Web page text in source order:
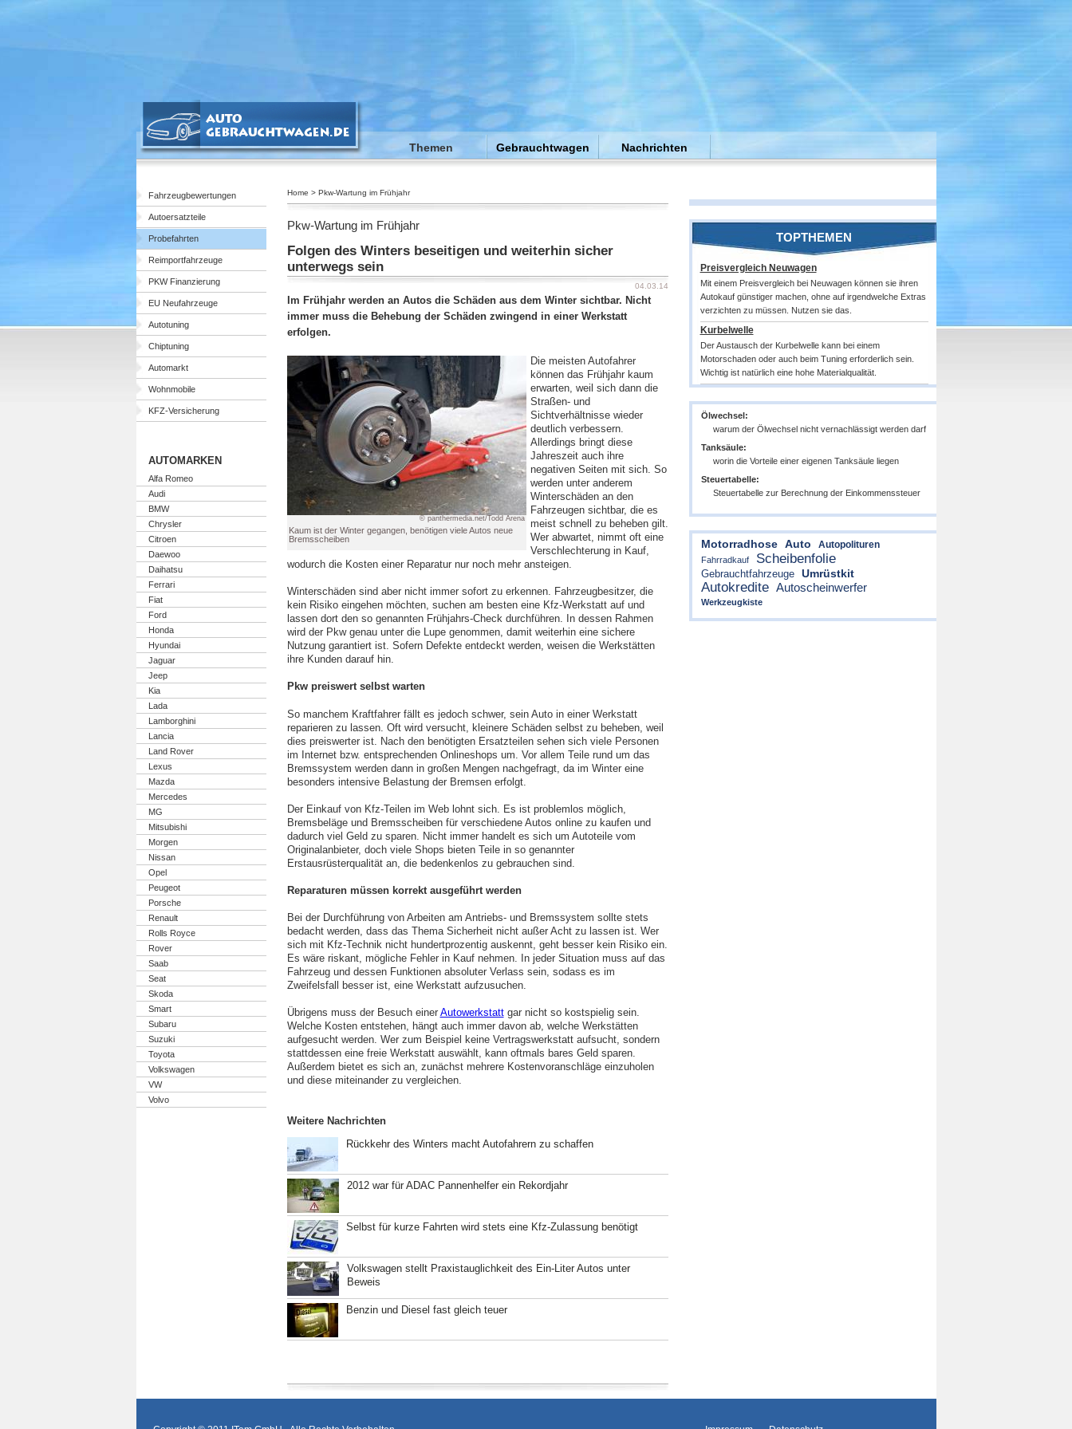
Themen Gebrauchtwagen Nachrichten
Fahrzeugbewertungen
Autoersatzteile
Probefahrten
Reimportfahrzeuge
PKW Finanzierung
EU Neufahrzeuge
Autotuning
Chiptuning
Automarkt
Wohnmobile
KFZ-Versicherung
AUTOMARKEN
Alfa Romeo
Audi
BMW
Chrysler
Citroen
Daewoo
Daihatsu
Ferrari
Fiat
Ford
Honda
Hyundai
Jaguar
Jeep
Kia
Lada
Lamborghini
Lancia
Land Rover
Lexus
Mazda
Mercedes
MG
Mitsubishi
Morgen
Nissan
Opel
Peugeot
Porsche
Renault
Rolls Royce
Rover
Saab
Seat
Skoda
Smart
Subaru
Suzuki
Toyota
Volkswagen
VW
Volvo
Home > Pkw-Wartung im Frühjahr
Pkw-Wartung im Frühjahr
Folgen des Winters beseitigen und weiterhin sicher
unterwegs sein
04.03.14
Im Frühjahr werden an Autos die Schäden aus dem Winter sichtbar. Nicht
immer muss die Behebung der Schäden zwingend in einer Werkstatt
erfolgen.
© panthermedia.net/Todd Arena
Kaum ist der Winter gegangen, benötigen viele Autos neue
Bremsscheiben
Die meisten Autofahrer
können das Frühjahr kaum
erwarten, weil sich dann die
Straßen- und
Sichtverhältnisse wieder
deutlich verbessern.
Allerdings bringt diese
Jahreszeit auch ihre
negativen Seiten mit sich. So
werden unter anderem
Winterschäden an den
Fahrzeugen sichtbar, die es
meist schnell zu beheben gilt.
Wer abwartet, nimmt oft eine
Verschlechterung in Kauf,
wodurch die Kosten einer Reparatur nur noch mehr ansteigen.
Winterschäden sind aber nicht immer sofort zu erkennen. Fahrzeugbesitzer, die
kein Risiko eingehen möchten, suchen am besten eine Kfz-Werkstatt auf und
lassen dort den so genannten Frühjahrs-Check durchführen. In dessen Rahmen
wird der Pkw genau unter die Lupe genommen, damit weiterhin eine sichere
Nutzung garantiert ist. Sofern Defekte entdeckt werden, weisen die Werkstätten
ihre Kunden darauf hin.
Pkw preiswert selbst warten
So manchem Kraftfahrer fällt es jedoch schwer, sein Auto in einer Werkstatt
reparieren zu lassen. Oft wird versucht, kleinere Schäden selbst zu beheben, weil
dies preiswerter ist. Nach den benötigten Ersatzteilen sehen sich viele Personen
im Internet bzw. entsprechenden Onlineshops um. Vor allem Teile rund um das
Bremssystem werden dann in großen Mengen nachgefragt, da im Winter eine
besonders intensive Belastung der Bremsen erfolgt.
Der Einkauf von Kfz-Teilen im Web lohnt sich. Es ist problemlos möglich,
Bremsbeläge und Bremsscheiben für verschiedene Autos online zu kaufen und
dadurch viel Geld zu sparen. Nicht immer handelt es sich um Autoteile vom
Originalanbieter, doch viele Shops bieten Teile in so genannter
Erstausrüsterqualität an, die bedenkenlos zu gebrauchen sind.
Reparaturen müssen korrekt ausgeführt werden
Bei der Durchführung von Arbeiten am Antriebs- und Bremssystem sollte stets
bedacht werden, dass das Thema Sicherheit nicht außer Acht zu lassen ist. Wer
sich mit Kfz-Technik nicht hundertprozentig auskennt, geht besser kein Risiko ein.
Es wäre riskant, mögliche Fehler in Kauf nehmen. In jeder Situation muss auf das
Fahrzeug und dessen Funktionen absoluter Verlass sein, sodass es im
Zweifelsfall besser ist, eine Werkstatt aufzusuchen.
Übrigens muss der Besuch einer Autowerkstattgar nicht so kostspielig sein.
Welche Kosten entstehen, hängt auch immer davon ab, welche Werkstätten
aufgesucht werden. Wer zum Beispiel keine Vertragswerkstatt aufsucht, sondern
stattdessen eine freie Werkstatt auswählt, kann oftmals bares Geld sparen.
Außerdem bietet es sich an, zunächst mehrere Kostenvoranschläge einzuholen
und diese miteinander zu vergleichen.
Weitere Nachrichten
Rückkehr des Winters macht Autofahrern zu schaffen
2012 war für ADAC Pannenhelfer ein Rekordjahr
Selbst für kurze Fahrten wird stets eine Kfz-Zulassung benötigt
Volkswagen stellt Praxistauglichkeit des Ein-Liter Autos unter
Beweis
Benzin und Diesel fast gleich teuer
TOPTHEMEN
Preisvergleich Neuwagen
Mit einem Preisvergleich bei Neuwagen können sie ihren
Autokauf günstiger machen, ohne auf irgendwelche Extras
verzichten zu müssen. Nutzen sie das.
Kurbelwelle
Der Austausch der Kurbelwelle kann bei einem
Motorschaden oder auch beim Tuning erforderlich sein.
Wichtig ist natürlich eine hohe Materialqualität.
Ölwechsel:
warum der Ölwechsel nicht vernachlässigt werden darf
Tanksäule:
worin die Vorteile einer eigenen Tanksäule liegen
Steuertabelle:
Steuertabelle zur Berechnung der Einkommenssteuer
Motorradhose Auto Autopolituren
Fahrradkauf Scheibenfolie
Gebrauchtfahrzeuge Umrüstkit
Autokredite Autoscheinwerfer
Werkzeugkiste